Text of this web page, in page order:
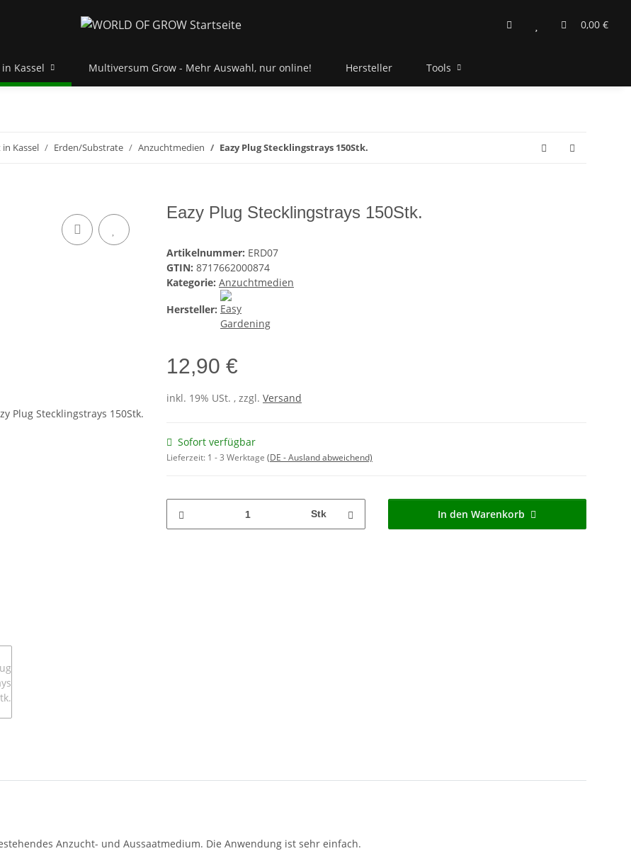
0,00 €
Kassel Multiversum Grow - Mehr Auswahl, nur online! Hersteller Tools
Kassel Erden/Substrate Anzuchtmedien Eazy Plug Stecklingstrays 150Stk.
Eazy Plug Stecklingstrays 150Stk.
Artikelnummer: ERD07
GTIN: 8717662000874
Kategorie: Anzuchtmedien
Hersteller:
12,90 €
inkl. 19% USt. , zzgl. Versand
Sofort verfügbar
Lieferzeit: 1 - 3 Werktage (DE - Ausland abweichend)
Stk In den Warenkorb
Anzucht- und Aussaatmedium. Die Anwendung ist sehr einfach.